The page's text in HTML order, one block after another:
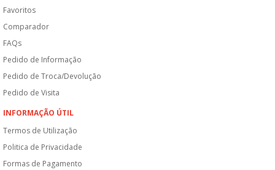
Favoritos
Comparador
FAQs
Pedido de Informação
Pedido de Troca/Devolução
Pedido de Visita
INFORMAÇÃO ÚTIL
Termos de Utilização
Politica de Privacidade
Formas de Pagamento